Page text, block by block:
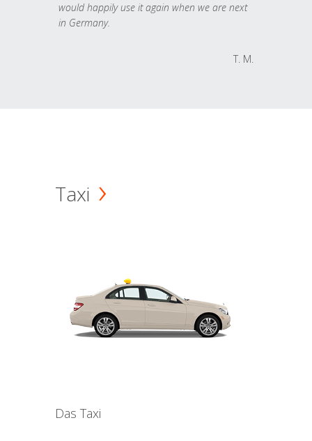
would happily use it again when we are next
in Germany.
T. M.
Taxi
Das Taxi